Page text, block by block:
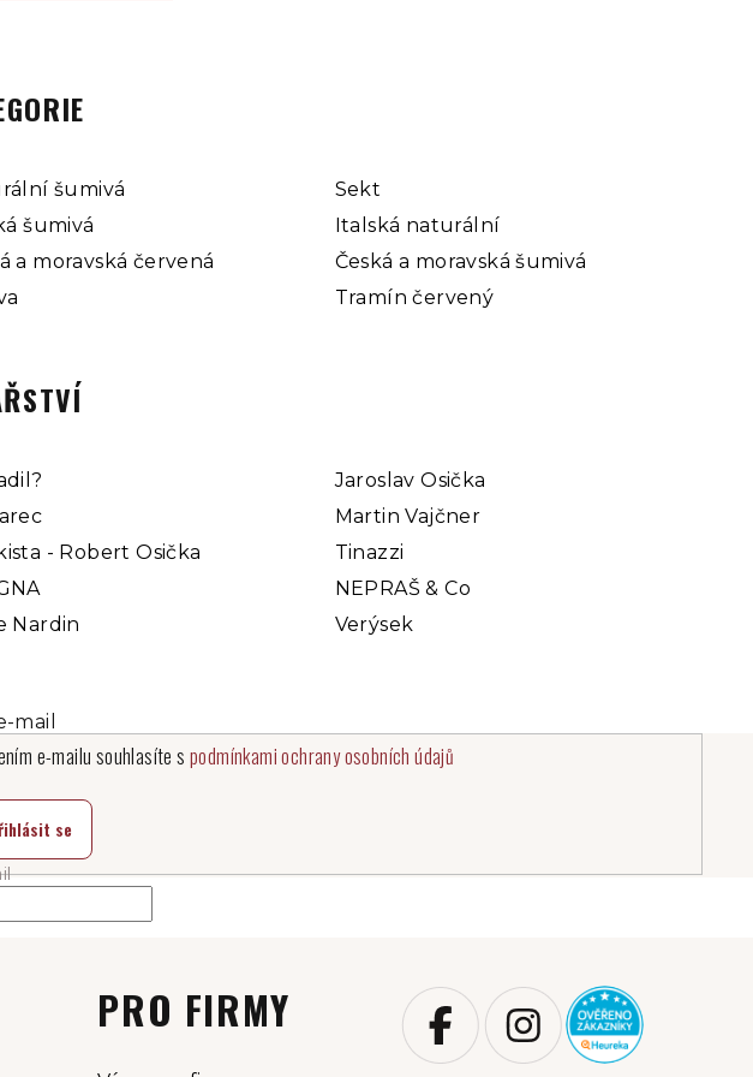
šumivá
Sekt
šumivá
Italská naturální
a moravská červená
Česká a moravská šumivá
Tramín červený
Jaroslav Osička
Martin Vajčner
- Robert Osička
Tinazzi
NEPRAŠ & Co
Nardin
Verýsek
e-mailu souhlasíte s podmínkami ochrany osobních údajů
se
PRO FIRMY